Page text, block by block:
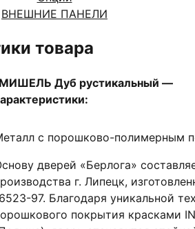
ВНЕШНИЕ ПАНЕЛИ
товара
МИШЕЛЬ Дуб рустикальный —
с порошково-полимерным
дверей «Берлога»
г. Липецк,
97. Благодаря уникальной
покрытия красками